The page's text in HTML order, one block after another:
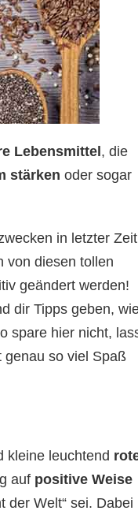
Lebensmittel , die
stärken oder sogar
in letzter
von diesen tollen
geändert werden!
dir Tipps geben,
spare hier nicht,
genau so viel Spaß
kleine leuchtend
auf positive Weise
der Welt“ sei. Dabei